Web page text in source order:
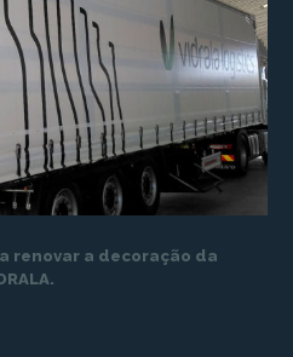
renovar a decoração da